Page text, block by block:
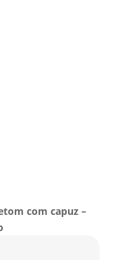
com capuz –